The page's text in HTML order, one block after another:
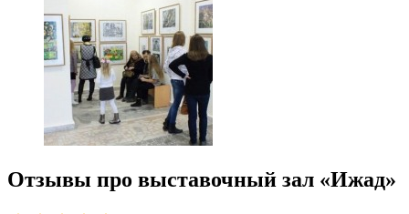
Отзывы про выставочный зал «Ижад»